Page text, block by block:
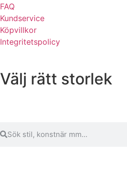
FAQ
Kundservice
Köpvillkor
Integritetspolicy
Välj rätt storlek